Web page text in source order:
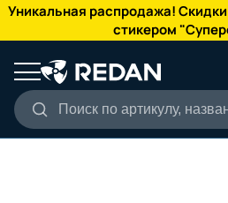
Уникальная распродажа!
стикером
Поиск по артикулу,
КАТАЛОГ